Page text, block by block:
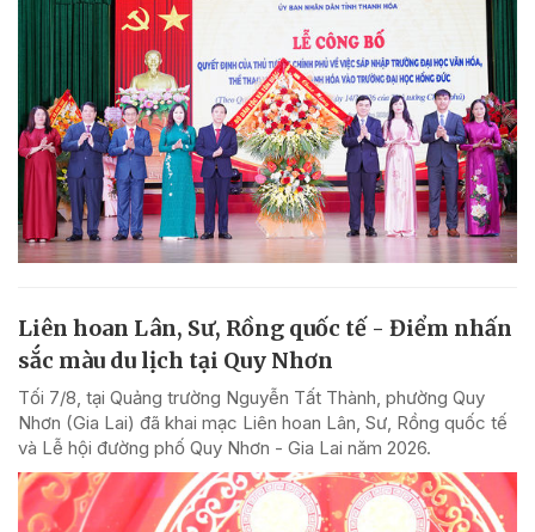
Liên hoan Lân, Sư, Rồng quốc tế - Điểm nhấn
sắc màu du lịch tại Quy Nhơn
Tối 7/8, tại Quảng trường Nguyễn Tất Thành, phường Quy
Nhơn (Gia Lai) đã khai mạc Liên hoan Lân, Sư, Rồng quốc tế
và Lễ hội đường phố Quy Nhơn - Gia Lai năm 2026.